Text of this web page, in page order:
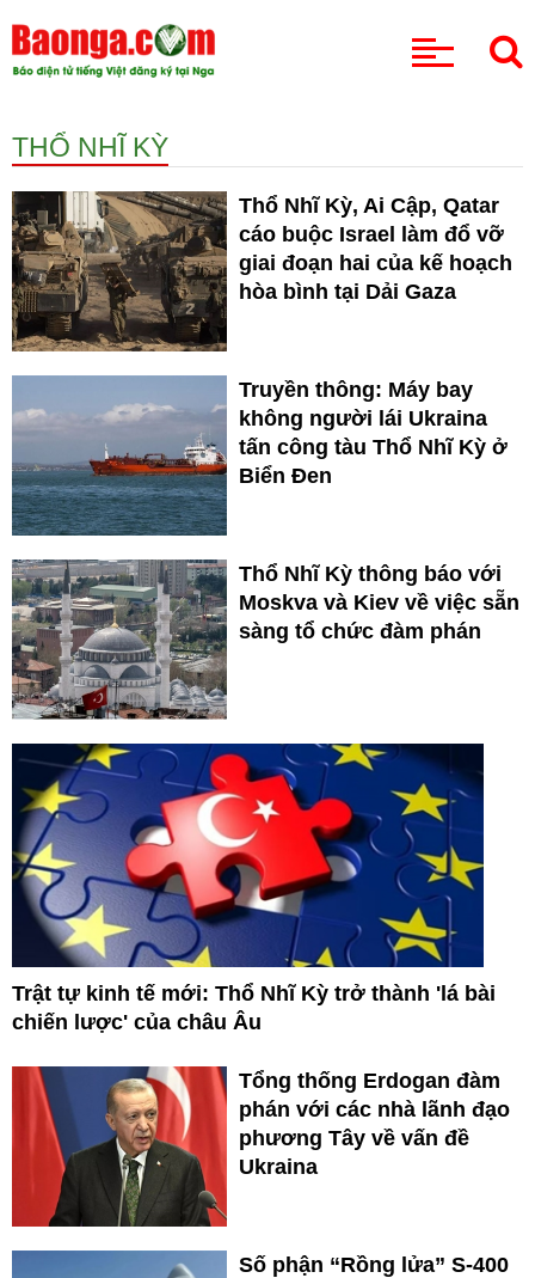
THỔ NHĨ KỲ
Thổ Nhĩ Kỳ, Ai Cập, Qatar
cáo buộc Israel làm đổ vỡ
giai đoạn hai của kế hoạch
hòa bình tại Dải Gaza
Truyền thông: Máy bay
không người lái Ukraina
tấn công tàu Thổ Nhĩ Kỳ ở
Biển Đen
Thổ Nhĩ Kỳ thông báo với
Moskva và Kiev về việc sẵn
sàng tổ chức đàm phán
Trật tự kinh tế mới: Thổ Nhĩ Kỳ trở thành 'lá bài
chiến lược' của châu Âu
Tổng thống Erdogan đàm
phán với các nhà lãnh đạo
phương Tây về vấn đề
Ukraina
Số phận “Rồng lửa” S-400